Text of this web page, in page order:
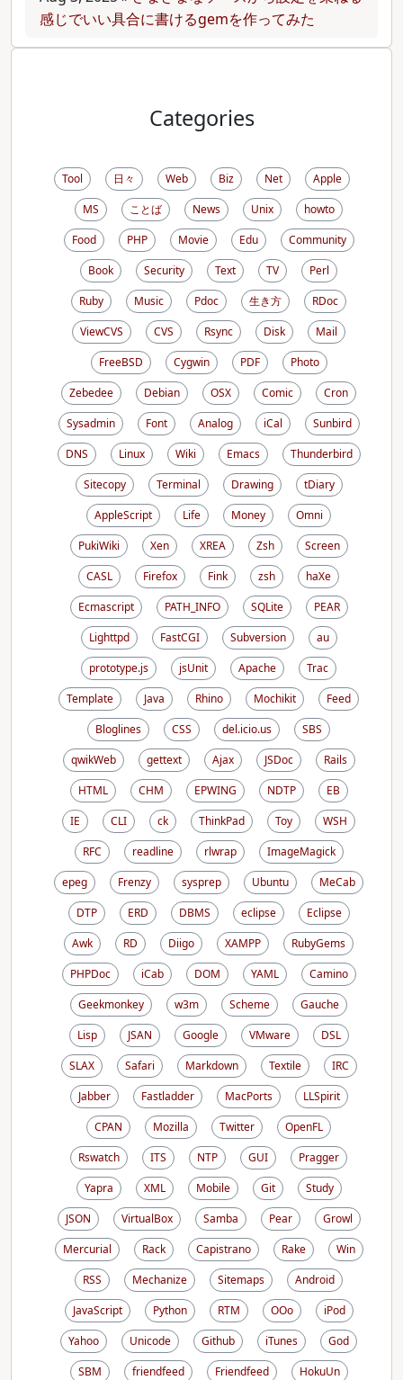
感じでいい具合に書けるgemを作ってみた
Categories
Tool 日々 Web Biz Net
Apple
MS
ことば News Unix
howto
Food
PHP Movie Edu
Community
Book
Security Text TV
Perl
Ruby
Music Pdoc 生き方
RDoc
ViewCVS
CVS Rsync Disk
Mail
FreeBSD
Cygwin PDF
Photo
Zebedee
Debian OSX Comic
Cron
Sysadmin
Font Analog iCal
Sunbird
DNS
Linux Wiki Emacs
Thunderbird
Sitecopy
Terminal Drawing
tDiary
AppleScript
Life Money
Omni
PukiWiki
Xen XREA Zsh
Screen
CASL
Firefox Fink zsh
haXe
Ecmascript
PATH_INFO SQLite
PEAR
Lighttpd
FastCGI Subversion
au
prototype.js
jsUnit Apache
Trac
Template
Java Rhino Mochikit
Feed
Bloglines
CSS del.icio.us
SBS
qwikWeb
gettext Ajax JSDoc
Rails
HTML
CHM EPWING NDTP
EB
IE
CLI ck ThinkPad Toy
WSH
RFC
readline rlwrap
ImageMagick
epeg
Frenzy sysprep Ubuntu
MeCab
DTP
ERD DBMS eclipse
Eclipse
Awk
RD Diigo XAMPP
RubyGems
PHPDoc
iCab DOM YAML
Camino
Geekmonkey
w3m Scheme
Gauche
Lisp
JSAN Google VMware
DSL
SLAX
Safari Markdown Textile
IRC
Jabber
Fastladder MacPorts
LLSpirit
CPAN
Mozilla Twitter
OpenFL
Rswatch
ITS NTP GUI
Pragger
Yapra
XML Mobile Git
Study
JSON
VirtualBox Samba Pear
Growl
Mercurial
Rack Capistrano Rake
Win
RSS
Mechanize Sitemaps
Android
JavaScript
Python RTM OOo
iPod
Yahoo
Unicode Github iTunes
God
SBM
friendfeed Friendfeed
HokuUn